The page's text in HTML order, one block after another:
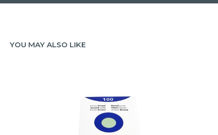
YOU MAY ALSO LIKE